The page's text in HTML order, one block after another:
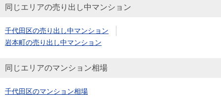
同じエリアの売り出し中マンション
千代田区の売り出し中マンション
岩本町の売り出し中マンション
同じエリアのマンション相場
千代田区のマンション相場